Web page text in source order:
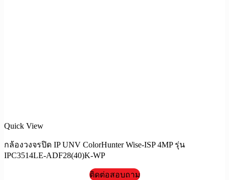
Quick View
กล้องวงจรปิด IP UNV ColorHunter Wise-ISP 4MP รุ่น
IPC3514LE-ADF28(40)K-WP
ติดต่อสอบถาม